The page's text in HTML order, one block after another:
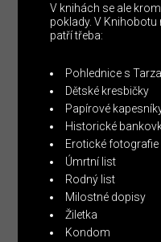
V knihách se ale
poklady. V
patří třeba:
Pohlednice s
Dětské kresbičky
Papírové
Historické
Erotické
Úmrtní list
Rodný list
Milostné dopisy
Žiletka
Kondom